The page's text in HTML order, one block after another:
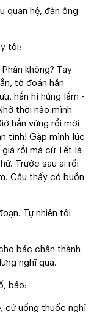
quan hệ, đàn ông
tôi:
không? Tay
tớ đoán hắn
hắn hí hửng lắm -
thời nào mình
hắn vững rồi mới
tình! Gặp mình lúc
già rồi mà cứ Tết là
Trước sau ai rồi
Cậu thấy có buồn
Tự nhiên tôi
bác chân thành
nghĩ quá.
bảo:
cứ uống thuốc nghỉ